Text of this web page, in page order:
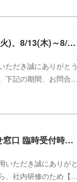
夏季休業のご案内：8/11(火)、8/13(木)～8/16(日)【8/10、8/12は通常営業】
ただき誠にありがとう
下記の期間、お問合…
【7/30(木)午前】お問合せ窓口 臨時受付時間変更のご案内【午前の受付9：30～10:59】
いただき誠にありがと
、社内研修のため【…